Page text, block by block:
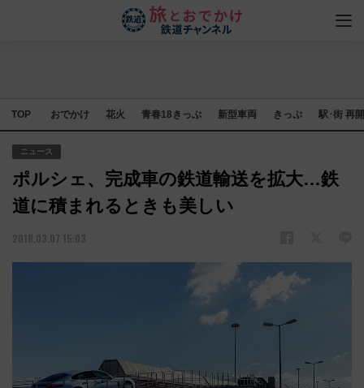
TOP おでかけ 花火 青春18きっぷ 新型車両 きっぷ 駅･街 再
ニュース
ポルシェ、完成車の鉄道輸送を拡大…鉄
道に積まれるときも美しい
2018.03.07 15:03